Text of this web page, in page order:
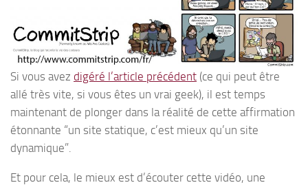
Si vous avez digéré l’article précédent (ce qui peut être
allé très vite, si vous êtes un vrai geek), il est temps
maintenant de plonger dans la réalité de cette affirmation
étonnante “un site statique, c’est mieux qu’un site
dynamique”.
Et pour cela, le mieux est d’écouter cette vidéo, une